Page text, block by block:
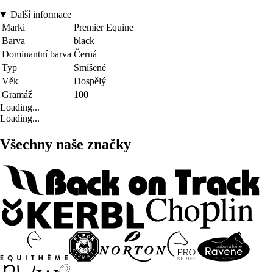
Další informace
Marki
Premier Equine
Barva
black
Dominantní barva Černá
Typ
Smíšené
Věk
Dospělý
Gramáž
100
Loading...
Loading...
Všechny naše značky